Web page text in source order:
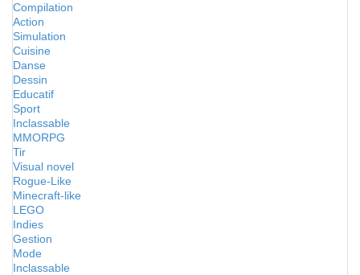
Compilation
Action
Simulation
Cuisine
Danse
Dessin
Educatif
Sport
Inclassable
MMORPG
Tir
Visual novel
Rogue-Like
Minecraft-like
LEGO
Indies
Gestion
Mode
Inclassable